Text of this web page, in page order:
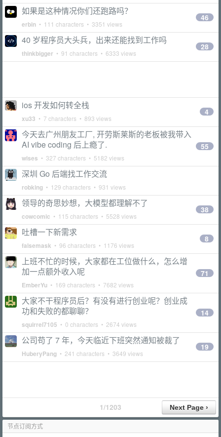
如果是这种情况你们还跑路吗？
erbin • 111 characters • 3351 views
46
40 岁程序员大头兵，出来还能找到工作吗
thinkbigger • 91 characters • 6333 views
28
ios 开发如何转全栈
xu33 • 7 characters • 893 views
4
今天去广州朋友工厂, 开劳斯莱斯的老板被我带入
AI vibe coding 后上瘾了.
wises • 327 characters • 5182 views
55
深圳 Go 后端找工作交流
robking • 129 characters • 931 views
领导的奇思妙想，大模型都理解不了
cowcomic • 115 characters • 5528 views
38
吐槽一下新需求
falsemask • 96 characters • 1176 views
8
上班不忙的时候，大家都在工位做什么，怎么增
加一点额外收入呢
EmberYu • 169 characters • 7682 views
71
大家不干程序员后？有没有进行创业呢？创业成
功和失败的都聊聊？
squirrel7105 • 0 characters • 2674 views
14
公司苟了 7 年，今天临近下班突然通知被裁了
HuberyPang • 241 characters • 3649 views
19
1/1203
节点订阅方式